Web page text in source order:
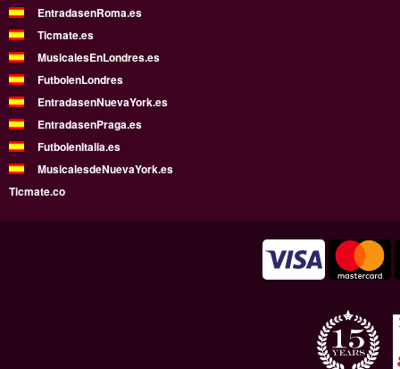
EntradasenRoma.es
Ticmate.es
MusicalesEnLondres.es
FutbolenLondres
EntradasenNuevaYork.es
EntradasenPraga.es
FutbolenItalia.es
MusicalesdeNuevaYork.es
Ticmate.co